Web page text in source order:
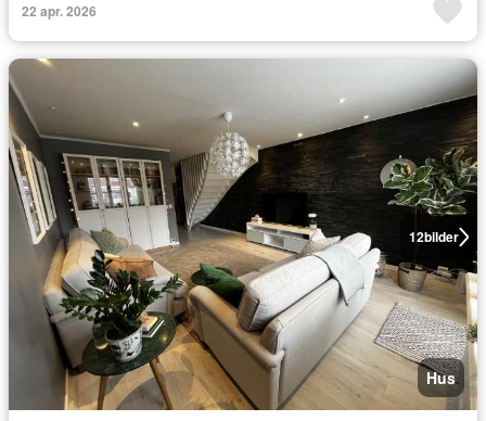
22 apr. 2026
12bilder
Hus